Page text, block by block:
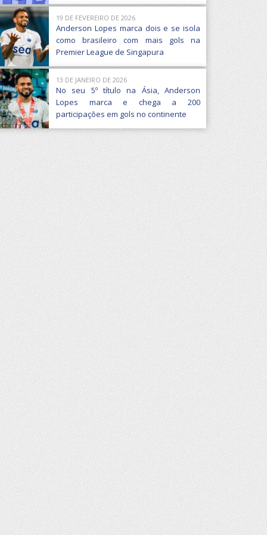
19 DE FEVEREIRO DE 2026
Anderson Lopes marca dois e se isola
como brasileiro com mais gols na
Premier League de Singapura
13 DE JANEIRO DE 2026
No seu 5º título na Ásia, Anderson
Lopes marca e chega a 200
participações em gols no continente